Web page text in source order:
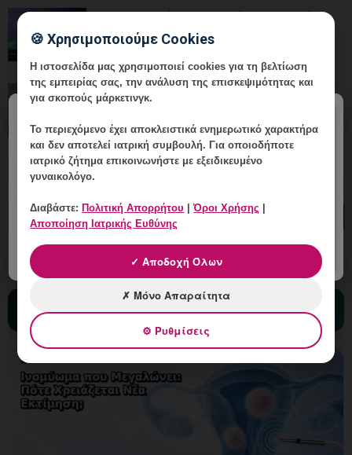
Ολοκληρωμένη Υπηρεσία HPV: Από τη
Διάγνωση έως τον Επανέλεγχο
Ολοκληρωμένη Υπηρεσία HPV: Από τη
ΔΙΑΒΑΣΤΕ ΤΑ ΠΡΟΣΦΑΤΑ ΑΡΘΡΑ
🍪 Χρησιμοποιούμε Cookies
Η ιστοσελίδα μας χρησιμοποιεί cookies για τη βελτίωση
της εμπειρίας σας, την ανάλυση της επισκεψιμότητας και
για σκοπούς μάρκετινγκ.
Το περιεχόμενο έχειαποκλειστικά ενημερωτικό χαρακτήρα
και δεν αποτελεί ιατρική συμβουλή. Για οποιοδήποτε
ιατρικό ζήτημα επικοινωνήστε με εξειδικευμένο
γυναικολόγο.
Διαβάστε:Πολιτική Απορρήτου |Όροι Χρήσης |
Αποποίηση Ιατρικής Ευθύνης
✓ Αποδοχή Όλων
✗ Μόνο Απαραίτητα
⚙ Ρυθμίσεις